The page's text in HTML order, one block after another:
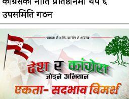
उपसमिति गठन